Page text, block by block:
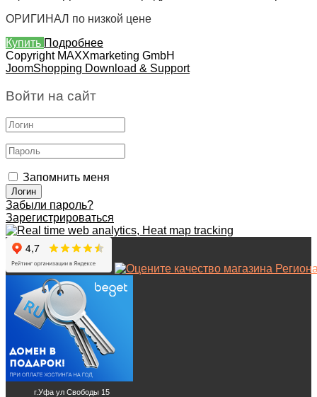
ОРИГИНАЛ по низкой цене
Купить Подробнее
Copyright MAXXmarketing GmbH
JoomShopping Download & Support
Войти на сайт
Запомнить меня
Забыли пароль?
Зарегистрироваться
г.Уфа ул Свободы 15